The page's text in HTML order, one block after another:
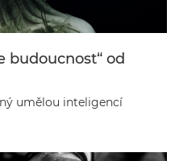
budoucnost“ od
umělou inteligencí